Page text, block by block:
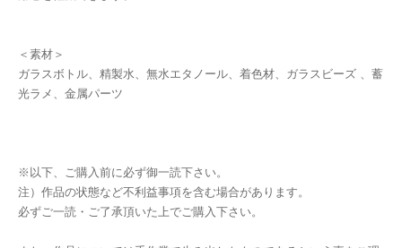
＜素材＞
ガラスボトル、精製水、無水エタノール、着色材、ガラスビーズ 、蓄
光ラメ、金属パーツ
※以下、ご購入前に必ず御一読下さい。
注）作品の状態など不利益事項を含む場合があります。
必ずご一読・ご了承頂いた上でご購入下さい。